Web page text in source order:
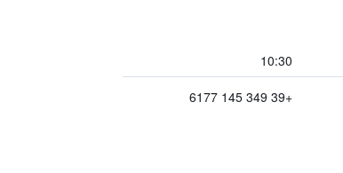
10:30
+39 349 145 6177